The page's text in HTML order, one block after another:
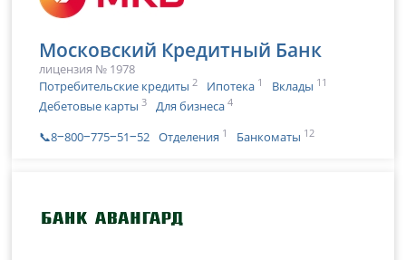
Московский Кредитный Банк
лицензия № 1978
Потребительские кредиты 2 Ипотека 1 Вклады 11
Дебетовые карты 3 Для бизнеса 4
📞8‒800‒775‒51‒52 Отделения 1 Банкоматы 12